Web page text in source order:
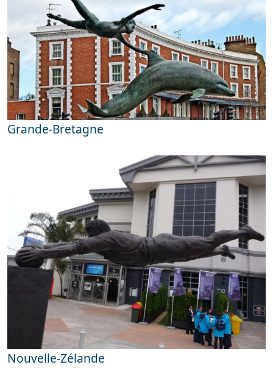
Grande-Bretagne
Nouvelle-Zélande